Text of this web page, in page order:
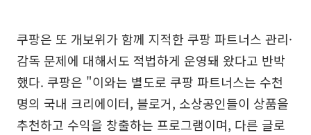
쿠팡은 또 개보위가 함께 지적한 쿠팡 파트너스 관리·
감독 문제에 대해서도 적법하게 운영돼 왔다고 반박
했다. 쿠팡은 "이와는 별도로 쿠팡 파트너스는 수천
명의 국내 크리에이터, 블로거, 소상공인들이 상품을
추천하고 수익을 창출하는 프로그램이며, 다른 글로